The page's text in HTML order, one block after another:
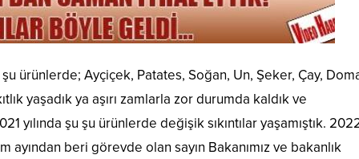
ürünlerde; Ayçiçek, Patates, Soğan, Un, Şeker, Çay,
yaşadık ya aşırı zamlarla zor durumda kaldık ve
yılında şu şu ürünlerde değişik sıkıntılar yaşamıştık.
ayından beri görevde olan sayın Bakanımız ve bakanlık